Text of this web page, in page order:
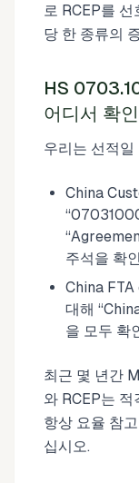
로 RCEP를
당 한 종류의
HS
어디서 확
우리는 선적
China
주석을 확
China
대해
을 모두 확
최근 몇 년간
와 RCEP는
항상 요율 참
십시오.